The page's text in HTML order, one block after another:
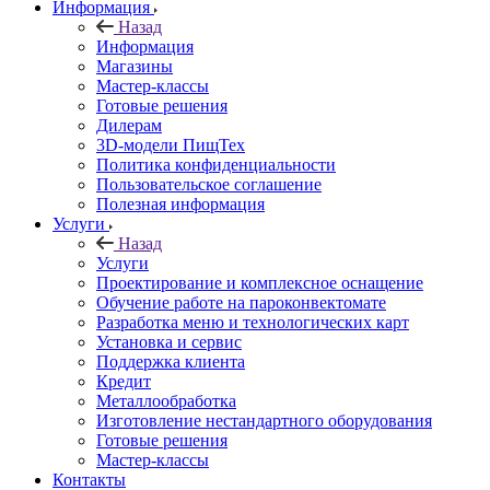
Информация
Назад
Информация
Магазины
Мастер-классы
Готовые решения
Дилерам
3D-модели ПищТех
Политика конфиденциальности
Пользовательское соглашение
Полезная информация
Услуги
Назад
Услуги
Проектирование и комплексное оснащение
Обучение работе на пароконвектомате
Разработка меню и технологических карт
Установка и сервис
Поддержка клиента
Кредит
Металлообработка
Изготовление нестандартного оборудования
Готовые решения
Мастер-классы
Контакты